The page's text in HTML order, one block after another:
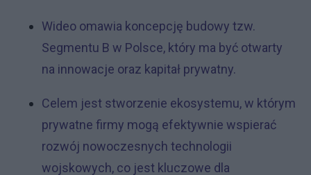
Wideo omawia koncepcję budowy tzw.
Segmentu B w Polsce, który ma być otwarty
na innowacje oraz kapitał prywatny.
Celem jest stworzenie ekosystemu, w którym
prywatne firmy mogą efektywnie wspierać
rozwój nowoczesnych technologii
wojskowych, co jest kluczowe dla